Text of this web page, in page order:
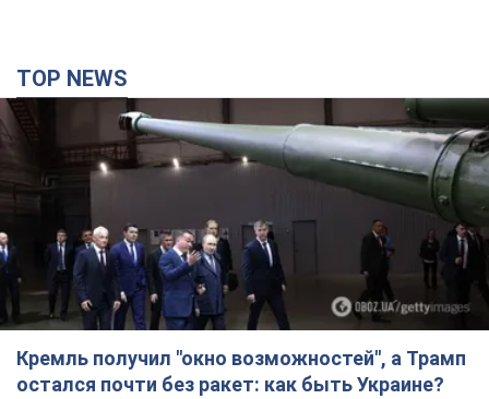
Кремль получил "окно возможностей", а Трамп
остался почти без ракет: как быть Украине?
Интервью с Мельником
Мнение о том, что у России закончатся баллистические
ракеты, крайне опасно, подчеркнул эксперт
Украина заключила соглашения о ежемесячной
поставке ракет для системы Patriot из США:
Зеленский раскрыл подробности
Киев также ведет активные переговоры с европейскими
партнерами